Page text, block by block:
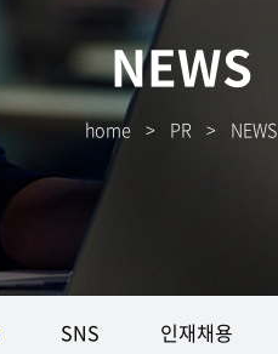
NEWS
home > PR > NEWS
SNS 인재채용